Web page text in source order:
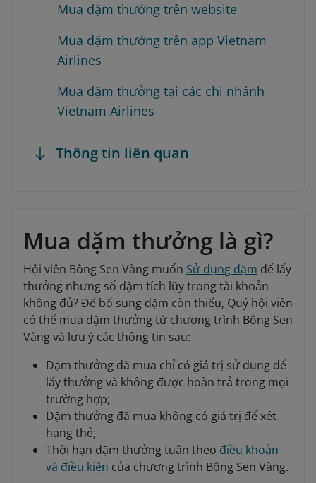
Mua dặm thưởng trên website
Mua dặm thưởng trên app Vietnam
Airlines
Mua dặm thưởng tại các chi nhánh
Vietnam Airlines
Thông tin liên quan
Mua dặm thưởng là gì?
Hội viên Bông Sen Vàng muốn Sử dụng dặm để lấy
thưởng nhưng số dặm tích lũy trong tài khoản
không đủ? Để bổ sung dặm còn thiếu, Quý hội viên
có thể mua dặm thưởng từ chương trình Bông Sen
Vàng và lưu ý các thông tin sau:
Dặm thưởng đã mua chỉ có giá trị sử dụng để
lấy thưởng và không được hoàn trả trong mọi
trường hợp;
Dặm thưởng đã mua không có giá trị để xét
hạng thẻ;
Thời hạn dặm thưởng tuân theo điều khoản
và điều kiện của chương trình Bông Sen Vàng.